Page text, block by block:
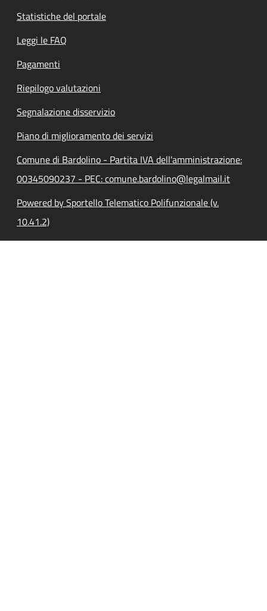
Statistiche del portale
Leggi le FAQ
Pagamenti
Riepilogo valutazioni
Segnalazione disservizio
Piano di miglioramento dei servizi
Comune di Bardolino - Partita IVA dell'amministrazione:
00345090237 - PEC: comune.bardolino@legalmail.it
Powered by Sportello Telematico Polifunzionale (v.
10.41.2)